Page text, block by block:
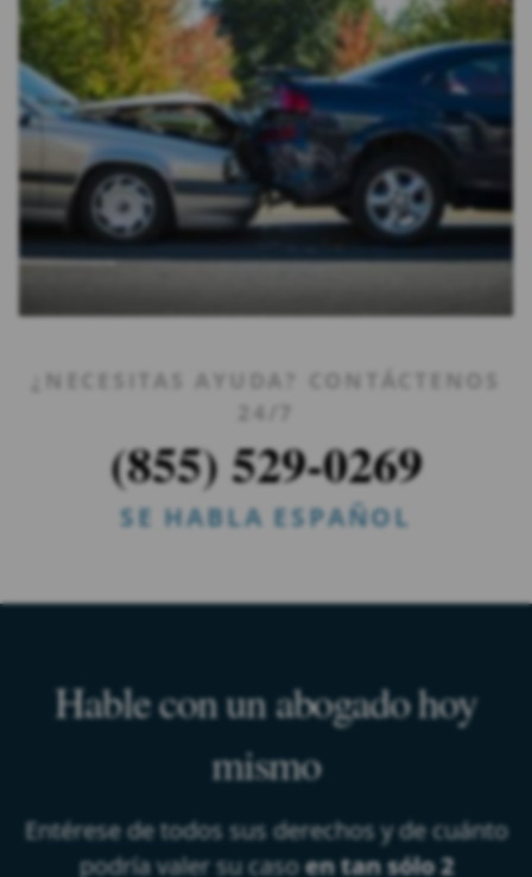
¿NECESITAS AYUDA? CONTÁCTENOS
24/7
(855) 529-0269
SE HABLA ESPAÑOL
Hable con un abogado hoy
mismo
Entérese de todos sus derechos y de cuánto
podría valer su casoen tan sólo 2